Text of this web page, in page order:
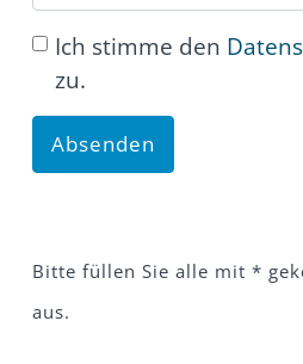
Ich stimme den
zu.
Absenden
Bitte füllen Sie alle mit *
aus.